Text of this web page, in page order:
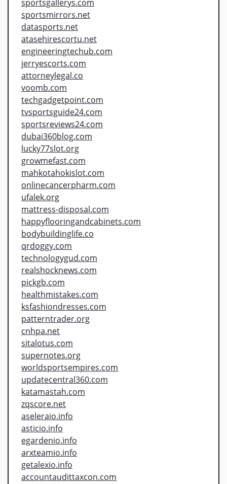
sportsgallerys.com
sportsmirrors.net
datasports.net
atasehirescortu.net
engineeringtechub.com
jerryescorts.com
attorneylegal.co
voomb.com
techgadgetpoint.com
tvsportsguide24.com
sportsreviews24.com
dubai360blog.com
lucky77slot.org
growmefast.com
mahkotahokislot.com
onlinecancerpharm.com
ufalek.org
mattress-disposal.com
happyflooringandcabinets.com
bodybuildinglife.co
qrdoggy.com
technologygud.com
realshocknews.com
pickgb.com
healthmistakes.com
ksfashiondresses.com
patterntrader.org
cnhpa.net
sitalotus.com
supernotes.org
worldsportsempires.com
updatecentral360.com
katamastah.com
zqscore.net
aseleraio.info
asticio.info
egardenio.info
arxteamio.info
getalexio.info
accountaudittaxcon.com